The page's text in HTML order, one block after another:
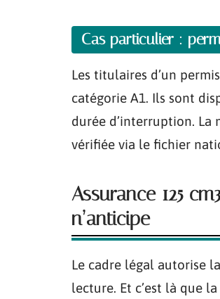
Cas particulier :
Les titulaires d’un
catégorie A1. Ils sont
durée d’interruption.
vérifiée via le fichier
Assurance 125
n’anticipe
Le cadre légal autorise
lecture. Et c’est là que